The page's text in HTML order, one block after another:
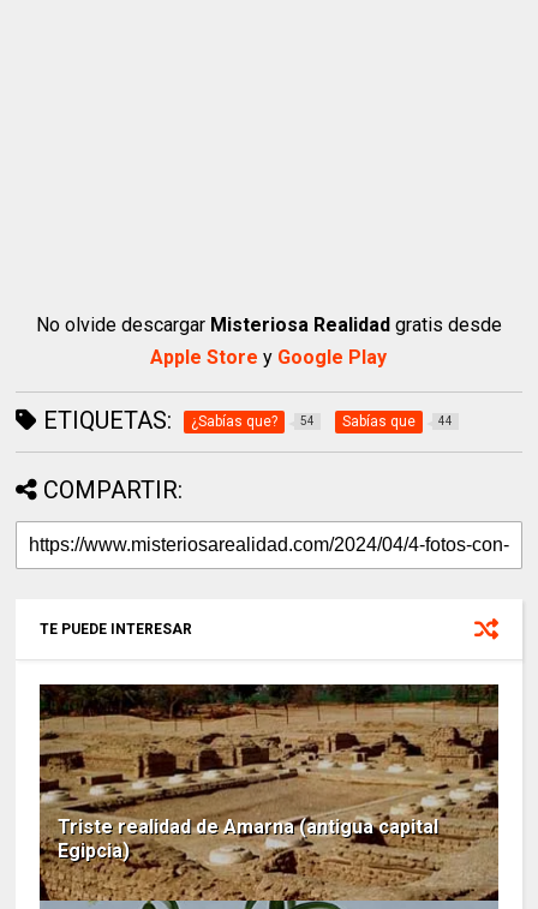
No olvide descargar Misteriosa Realidad gratis desde
Apple Store y Google Play
ETIQUETAS: ¿Sabías que? 54 Sabías que 44
COMPARTIR:
TE PUEDE INTERESAR
Triste realidad de Amarna (antigua capital
Egipcia)